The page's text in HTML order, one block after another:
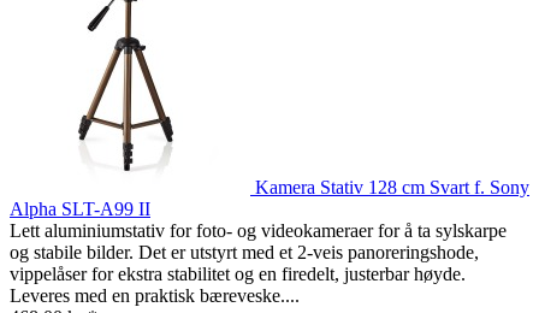
Kamera Stativ 128 cm Svart f. Sony
Alpha SLT-A99 II
Lett aluminiumstativ for foto- og videokameraer for å ta sylskarpe
og stabile bilder. Det er utstyrt med et 2-veis panoreringshode,
vippelåser for ekstra stabilitet og en firedelt, justerbar høyde.
Leveres med en praktisk bæreveske....